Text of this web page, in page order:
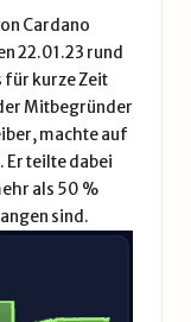
Cardano
22.01.23 rund
für kurze Zeit
Mitbegründer
machte auf
Erteiltedabei
als 50 %
sind.